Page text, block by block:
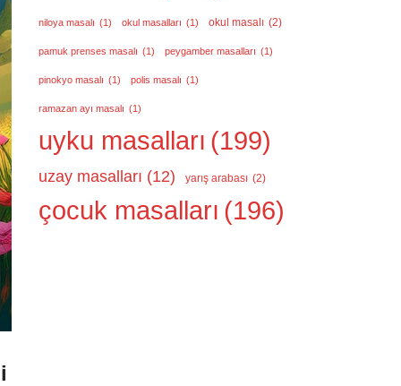
niloya masalı (1) okul masalları (1) okul masalı (2)
pamuk prenses masalı (1) peygamber masalları (1)
pinokyo masalı (1) polis masalı (1)
ramazan ayı masalı (1)
uyku masalları (199)
uzay masalları (12) yarış arabası (2)
çocuk masalları (196)